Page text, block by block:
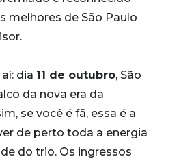
melhores de São Paulo
dia 11 de outubro, São
da nova era da
se você é fã, essa é a
de perto toda a energia
do trio. Os ingressos